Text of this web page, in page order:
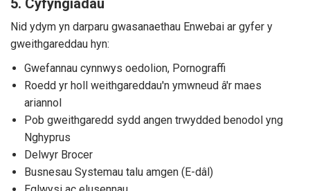
5. Cyfyngiadau
Nid ydym yn darparu gwasanaethau Enwebai ar gyfer y
gweithgareddau hyn:
Gwefannau cynnwys oedolion, Pornograffi
Roedd yr holl weithgareddau'n ymwneud â'r maes
ariannol
Pob gweithgaredd sydd angen trwydded benodol yng
Nghyprus
Delwyr Brocer
Busnesau Systemau talu amgen (E-dâl)